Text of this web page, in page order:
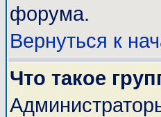
форума.
Вернуться к
Что такое